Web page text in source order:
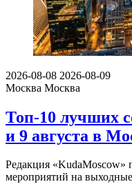
2026-08-08 2026-08-09
Москва Москва
Топ-10 лучших
и 9 августа в
Редакция «KudaMoscow»
мероприятий на